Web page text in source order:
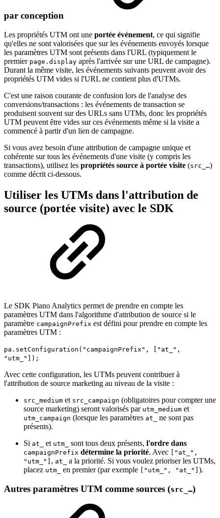
par conception
Les propriétés UTM ont une portée événement, ce qui signifie
qu'elles ne sont valorisées que sur les événements envoyés lorsque
les paramètres UTM sont présents dans l'URL (typiquement le
premier page.display après l'arrivée sur une URL de campagne).
Durant la même visite, les événements suivants peuvent avoir des
propriétés UTM vides si l'URL ne contient plus d'UTMs.
C'est une raison courante de confusion lors de l'analyse des
conversions/transactions : les événements de transaction se
produisent souvent sur des URLs sans UTMs, donc les propriétés
UTM peuvent être vides sur ces événements même si la visite a
commencé à partir d'un lien de campagne.
Si vous avez besoin d'une attribution de campagne unique et
cohérente sur tous les événements d'une visite (y compris les
transactions), utilisez les propriétés source à portée visite (src_…)
comme décrit ci-dessous.
Utiliser les UTMs dans l'attribution de
source (portée visite) avec le SDK
Le SDK Piano Analytics permet de prendre en compte les
paramètres UTM dans l'algorithme d'attribution de source si le
paramètre campaignPrefix est défini pour prendre en compte les
paramètres UTM :
pa.setConfiguration("campaignPrefix", ["at_",
"utm_"]);
Avec cette configuration, les UTMs peuvent contribuer à
l'attribution de source marketing au niveau de la visite :
src_medium et src_campaign (obligatoires pour compter une
source marketing) seront valorisés par utm_medium et
utm_campaign (lorsque les paramètres at_
ne sont pas
présents).
Si at_ et utm_ sont tous deux présents, l'ordre dans
campaignPrefix détermine la priorité. Avec
["at_",
"utm_"] , at_
a la priorité. Si vous voulez prioriser les UTMs,
placez utm_ en premier (par exemple ["utm_", "at_"] ).
Autres paramètres UTM comme sources (src_…)